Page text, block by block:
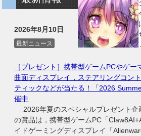
2026年8月10日
最新ニュース
［プレゼント］携帯型ゲームPCやゲー
曲面ディスプレイ，ステアリングコン
ティックなどが当たる！「2026
催中
2026年夏のスペシャルプレゼント企
の賞品は，携帯型ゲームPC「
イドゲーミングディスプレイ「